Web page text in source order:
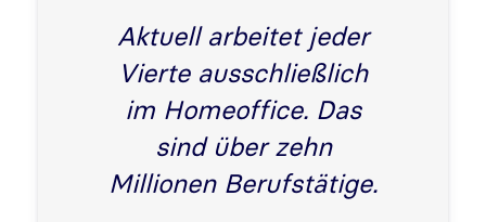
Aktuell arbeitet jeder
Vierte ausschließlich
im Homeoffice. Das
sind über zehn
Millionen Berufstätige.